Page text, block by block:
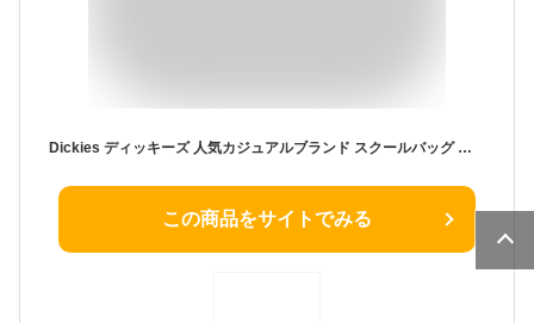
Dickies ディッキーズ 人気カジュアルブランド スクールバッグ 合皮 合皮スクールバッグ 通学鞄 通学バッグ バッグ 高校生 中学生 学生 制服バッグ ブラック ブラウン
この商品をサイトでみる